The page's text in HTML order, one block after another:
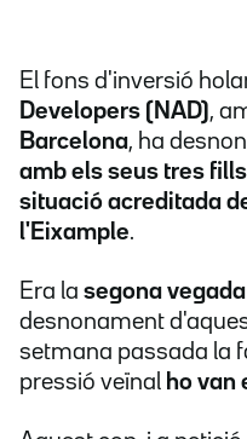
El fons d'inversió
Developers (NAD),
Barcelona, ha
amb els seus tres
situació acreditada
l'Eixample.
Era la segona vegada
desnonament
setmana passada la
pressió veïnal ho van